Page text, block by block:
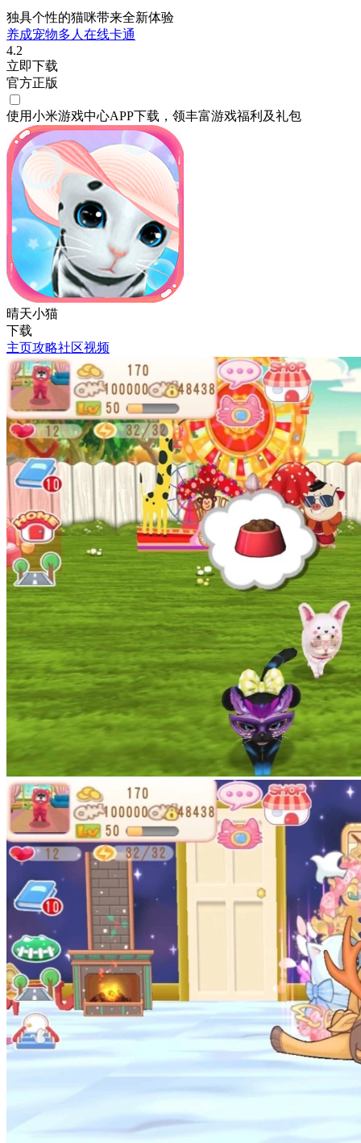
独具个性的猫咪带来全新体验
养成宠物多人在线卡通
4.2
立即下载
官方正版
使用小米游戏中心APP下载 ，领丰富游戏福利 及礼包
晴天小猫
下载
主页攻略社区视频